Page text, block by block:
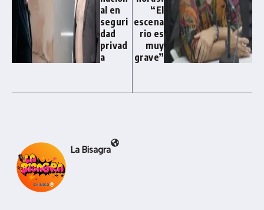
al en
seguri
dad
privad
a
“El
escena
rio es
muy
grave”
La Bisagra